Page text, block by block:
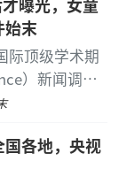
始末
际顶级学术期
）新闻调查
信监督平
）...[详细]
各地，央视